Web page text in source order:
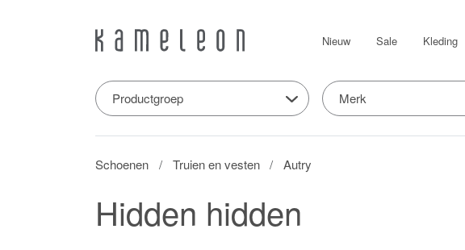
Nieuw Sale Kleding
Productgroep Merk
Schoenen Truien en vesten Autry
Hidden hidden